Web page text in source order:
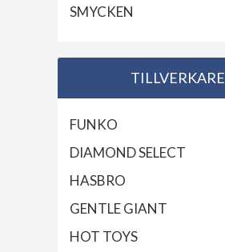
SMYCKEN
TILLVERKARE
FUNKO
DIAMOND SELECT
HASBRO
GENTLE GIANT
HOT TOYS